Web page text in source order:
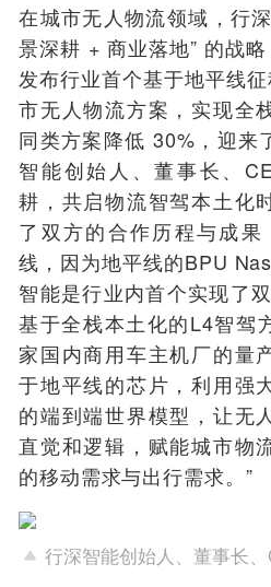
在城市无人物流领域，行
景深耕 + 商业落地” 的战
发布行业首个基于地平线
市无人物流方案，实现全
同类方案降低 30%，迎来
智能创始人、董事长、
耕，共启物流智驾本土化
了双方的合作历程与成果
线，因为地平线的BPU
智能是行业内首个实现了
基于全栈本土化的L4智驾
家国内商用车主机厂的量
于地平线的芯片，利用强
的端到端世界模型，让无
直觉和逻辑，赋能城市物
的移动需求与出行需求。”
行深智能创始人、董事长